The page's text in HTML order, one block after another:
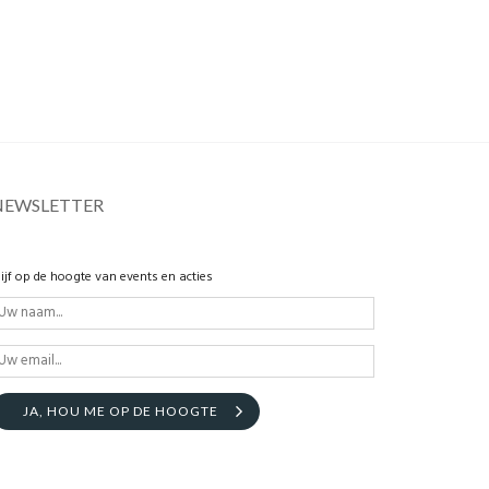
op de hoogte van events en acties
JA, HOU ME OP DE HOOGTE